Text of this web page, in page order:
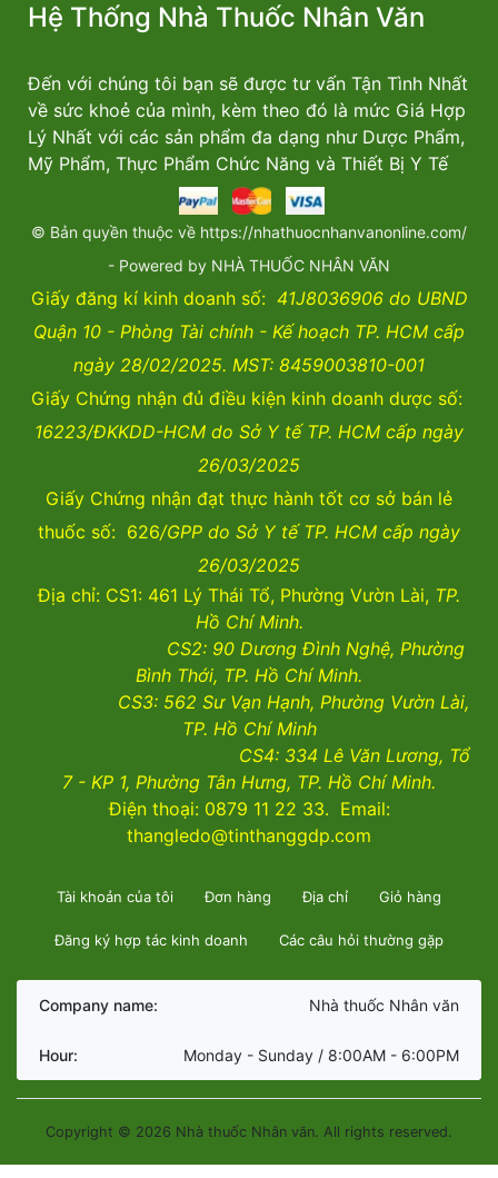
Hệ Thống Nhà Thuốc Nhân Văn
Đến với chúng tôi bạn sẽ được tư vấn Tận Tình Nhất
về sức khoẻ của mình, kèm theo đó là mức Giá Hợp
Lý Nhất với các sản phẩm đa dạng như Dược Phẩm,
Mỹ Phẩm, Thực Phẩm Chức Năng và Thiết Bị Y Tế
© Bản quyền thuộc về https://nhathuocnhanvanonline.com/
- Powered by NHÀ THUỐC NHÂN VĂN
Giấy đăng kí kinh doanh số: 41J8036906 do UBND
Quận 10 - Phòng Tài chính - Kế hoạch TP. HCM cấp
ngày 28/02/2025. MST: 8459003810-001
Giấy Chứng nhận đủ điều kiện kinh doanh dược số:
16223/ĐKKDD-HCM do Sở Y tế TP. HCM cấp ngày
26/03/2025
Giấy Chứng nhận đạt thực hành tốt cơ sở bán lẻ
thuốc số: 626/GPP do Sở Y tế TP. HCM cấp ngày
26/03/2025
Địa chỉ: CS1: 461 Lý Thái Tổ, Phường Vườn Lài, TP.
Hồ Chí Minh.
CS2: 90 Dương Đình Nghệ, Phường
Bình Thới, TP. Hồ Chí Minh.
CS3: 562 Sư Vạn Hạnh, Phường Vườn Lài,
TP. Hồ Chí Minh
CS4: 334 Lê Văn Lương, Tổ
7 - KP 1, Phường Tân Hưng, TP. Hồ Chí Minh.
Điện thoại: 0879 11 22 33. Email:
thangledo@tinthanggdp.com
Tài khoản của tôi Đơn hàng Địa chỉ Giỏ hàng
Đăng ký hợp tác kinh doanh Các câu hỏi thường gặp
Company name: Nhà thuốc Nhân văn
Hour: Monday - Sunday / 8:00AM - 6:00PM
Copyright © 2026 Nhà thuốc Nhân văn. All rights reserved.